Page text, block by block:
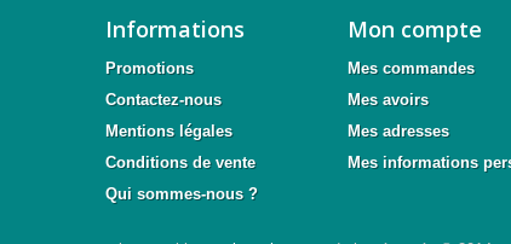
Informations
Promotions
Contactez-nous
Mentions légales
Conditions de vente
Qui sommes-nous ?
Mon compte
Mes commandes
Mes avoirs
Mes adresses
Mes informations